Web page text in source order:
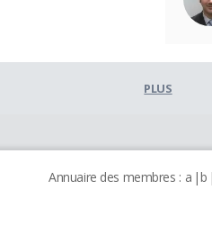
PLUS
Annuaire des membres : a b